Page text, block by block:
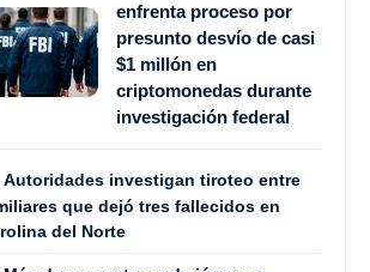
enfrenta proceso por
presunto desvío de casi
$1 millón en
criptomonedas durante
investigación federal
Autoridades investigan tiroteo entre
que dejó tres fallecidos en
del Norte